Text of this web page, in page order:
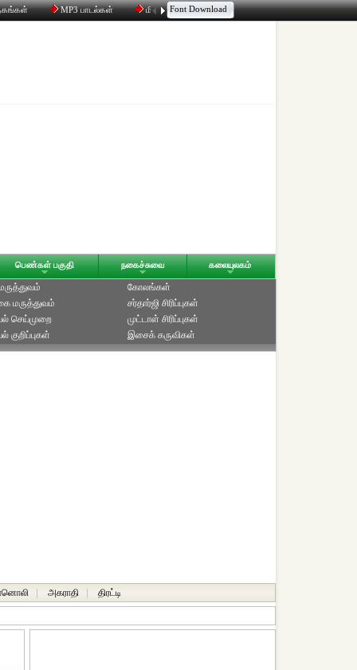
MP3 பாடல்கள் மின்னஞ்சல் திரட்டி உரையாடல்
Font Download
பெண்கள் பகுதி நகைச்சுவை கலையுலகம்
மருத்துவம்
செய்முறை
குறிப்புகள்
கோலங்கள்
சர்தார்ஜி சிரிப்புகள்
முட்டாள் சிரிப்புகள்
இசைக் கருவிகள்
அகராதி திரட்டி